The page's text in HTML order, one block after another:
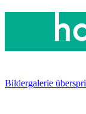
Bildergalerie